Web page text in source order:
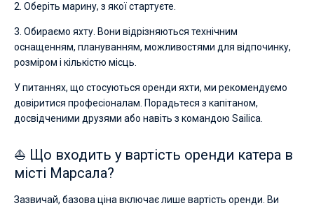
2. Оберіть марину, з якої стартуєте.
3. Обираємо яхту. Вони відрізняються технічним
оснащенням, плануванням, можливостями для відпочинку,
розміром і кількістю місць.
У питаннях, що стосуються оренди яхти, ми рекомендуємо
довіритися професіоналам. Порадьтеся з капітаном,
досвідченими друзями або навіть з командою Sailica.
⛵ Що входить у вартість оренди катера в
місті Марсала?
Зазвичай, базова ціна включає лише вартість оренди. Ви